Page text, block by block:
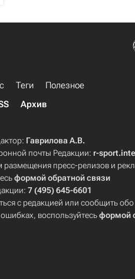
Теги
Полезное
Архив
Гаврилова А.В.
почты Редакции: r-
размещения пресс-релизов и
формой обратной связи
7 (495) 645-6601
с редакцией или сообщить обо
воспользуйтесьформой